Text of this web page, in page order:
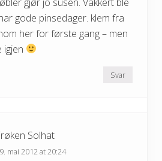
gode pinsedager. klem fra
her for første gang – men
igjen
Svar
Solhat
mai 2012 at 20:24